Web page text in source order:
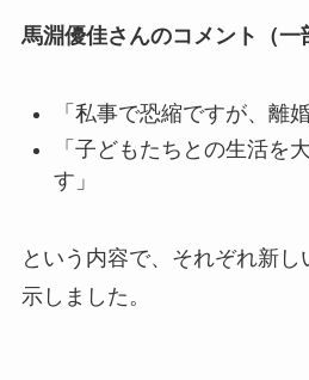
馬淵優佳さんのコメント（一
「私事で恐縮ですが、離
「子どもたちとの生活を
す」
という内容で、それぞれ新
示しました。